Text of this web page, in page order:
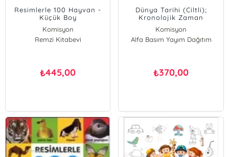
Resimlerle 100 Hayvan -
Küçük Boy
Komisyon
Remzi Kitabevi
₺445,00
Dünya Tarihi (Ciltli);
Kronolojik Zaman
Komisyon
Alfa Basım Yayım Dağıtım
₺370,00